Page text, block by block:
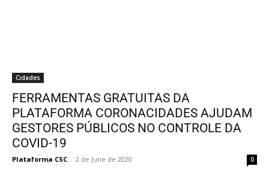
Cidades
FERRAMENTAS GRATUITAS DA
PLATAFORMA CORONACIDADES AJUDAM
GESTORES PÚBLICOS NO CONTROLE DA
COVID-19
Plataforma CSC - 2 de June de 2020 0